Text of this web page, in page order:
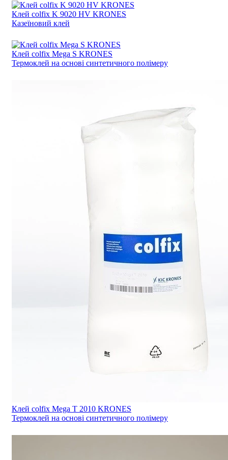
Клей colfix K 9020 HV KRONES
Казеїновий клей
Клей colfix Mega S KRONES
Термоклей на основі синтетичного полімеру
Клей colfix Mega Т 2010 KRONES
Термоклей на основі синтетичного полімеру